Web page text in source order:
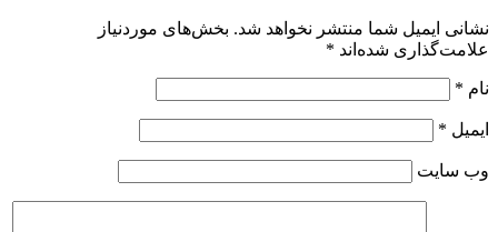
نشانی ایمیل شما منتشر نخواهد شد. بخش‌های موردنیاز
علامت‌گذاری شده‌اند *
نام *
ایمیل *
وب‌ سایت